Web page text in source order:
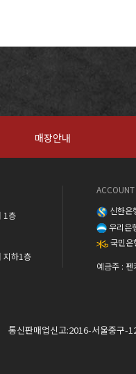
매장안내
1층
지하1층
ACCOUNT
신한은
우리은
국민
예금주 :
통신판매업신고:2016-서울중구-